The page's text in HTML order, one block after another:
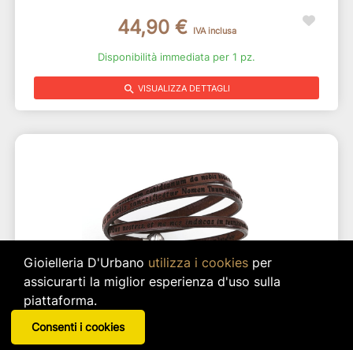
44,90 € IVA inclusa
Disponibilità immediata per 1 pz.
search VISUALIZZA DETTAGLI
Bracciale In Pelle Con Inciso Il Padre Nostro
(italiano) - Marrone - Misura 57
Gioielleria D'Urbano utilizza i cookiesper
assicurarti la miglior esperienza d'uso sulla
piattaforma.
Consenti i cookies